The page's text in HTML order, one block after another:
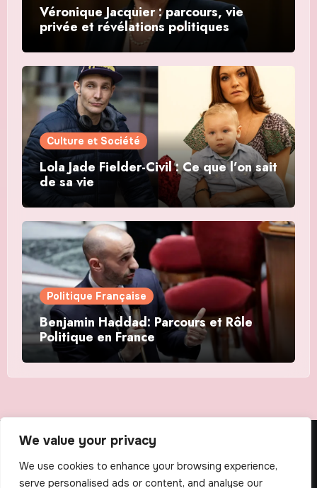
We value your privacy
We use cookies to enhance your browsing experience,
serve personalised ads or content, and analyse our
Véronique Jacquier : parcours, vie
privée et révélations politiques
Culture et Société
Lola Jade Fielder-Civil : Ce que l’on sait
de sa vie
Politique Française
Benjamin Haddad: Parcours et Rôle
Politique en France
The Scribens